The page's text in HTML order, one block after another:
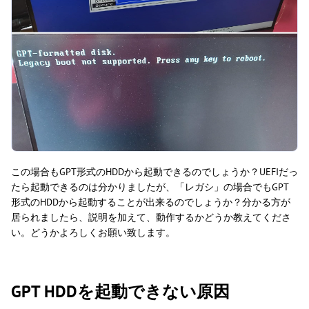
この場合もGPT形式のHDDから起動できるのでしょうか？UEFIだっ
たら起動できるのは分かりましたが、「レガシ」の場合でもGPT
形式のHDDから起動することが出来るのでしょうか？分かる方が
居られましたら、説明を加えて、動作するかどうか教えてくださ
い。どうかよろしくお願い致します。
GPT HDDを起動できない原因